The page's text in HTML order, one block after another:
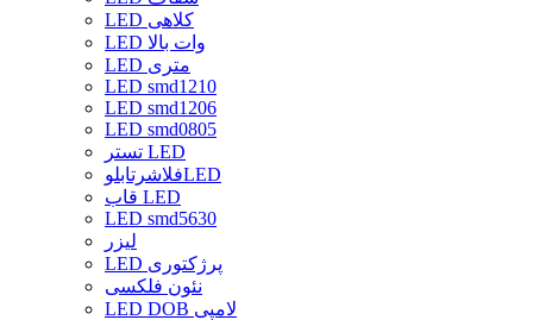
LED کلاهی
LED وات بالا
LED متری
LED smd1210
LED smd1206
LED smd0805
تستر LED
فلاشرتابلوLED
قاب LED
LED smd5630
لیزر
LED پرژکتوری
نئون فلکسی
LED DOB لامپی